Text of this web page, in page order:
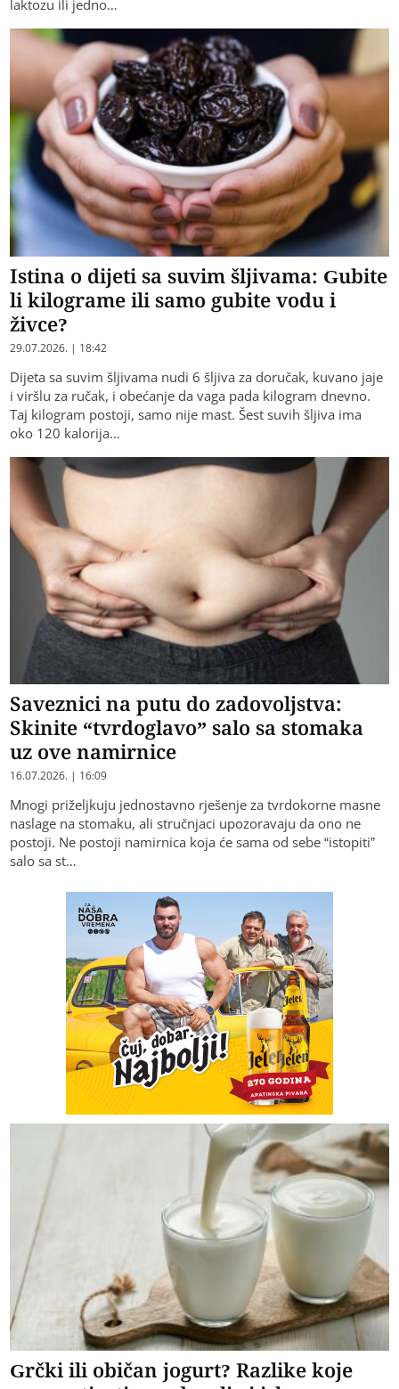
laktozu ili jedno…
Istina o dijeti sa suvim šljivama: Gubite
li kilograme ili samo gubite vodu i
živce?
29.07.2026. | 18:42
Dijeta sa suvim šljivama nudi 6 šljiva za doručak, kuvano jaje
i viršlu za ručak, i obećanje da vaga pada kilogram dnevno.
Taj kilogram postoji, samo nije mast. Šest suvih šljiva ima
oko 120 kalorija…
Saveznici na putu do zadovoljstva:
Skinite “tvrdoglavo” salo sa stomaka
uz ove namirnice
16.07.2026. | 16:09
Mnogi priželjkuju jednostavno rješenje za tvrdokorne masne
naslage na stomaku, ali stručnjaci upozoravaju da ono ne
postoji. Ne postoji namirnica koja će sama od sebe “istopiti”
salo sa st…
Grčki ili običan jogurt? Razlike koje